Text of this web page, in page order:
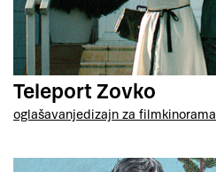
Teleport Zovko
oglašavanjedizajn za filmkinorama